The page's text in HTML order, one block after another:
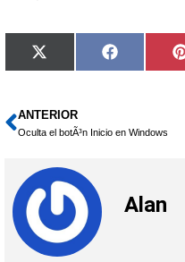
Compartir
en
X
(Twitter)
Compartir
en
Facebook
Ant
ANTERIOR
Oculta el botÃ³n Inicio en Windows
Alan